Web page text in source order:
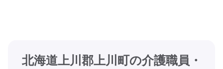
北海道上川郡上川町の介護職員・